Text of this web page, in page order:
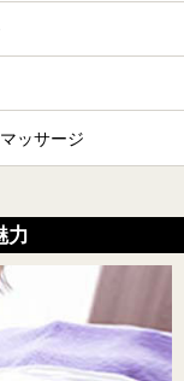
ッサージ
力